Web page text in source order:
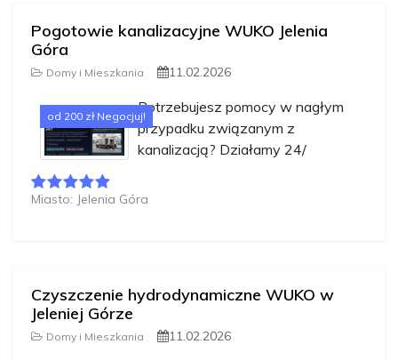
Pogotowie kanalizacyjne WUKO Jelenia
Góra
Domy i Mieszkania 11.02.2026
od 200 zł Negocjuj!
Potrzebujesz pomocy w nagłym
przypadku związanym z
kanalizacją? Działamy 24/
Miasto: Jelenia Góra
Czyszczenie hydrodynamiczne WUKO w
Jeleniej Górze
Domy i Mieszkania 11.02.2026